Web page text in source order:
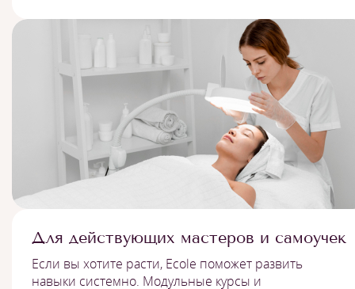
Для действующих мастеров и самоучек
Если вы хотите расти, Ecole поможет развить
навыки системно. Модульные курсы и